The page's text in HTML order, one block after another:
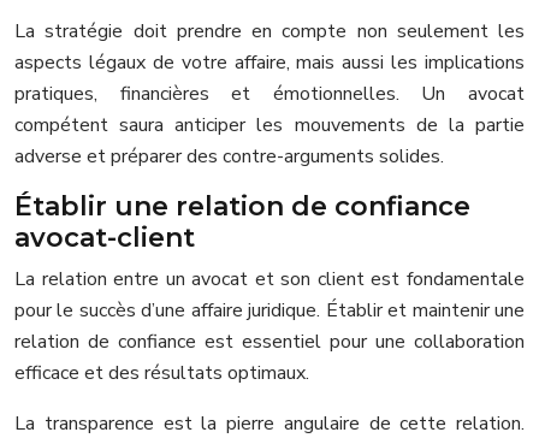
La stratégie doit prendre en compte non seulement les
aspects légaux de votre affaire, mais aussi les implications
pratiques, financières et émotionnelles. Un avocat
compétent saura anticiper les mouvements de la partie
adverse et préparer des contre-arguments solides.
Établir une relation de confiance
avocat-client
La relation entre un avocat et son client est fondamentale
pour le succès d’une affaire juridique. Établir et maintenir une
relation de confiance est essentiel pour une collaboration
efficace et des résultats optimaux.
La transparence est la pierre angulaire de cette relation.